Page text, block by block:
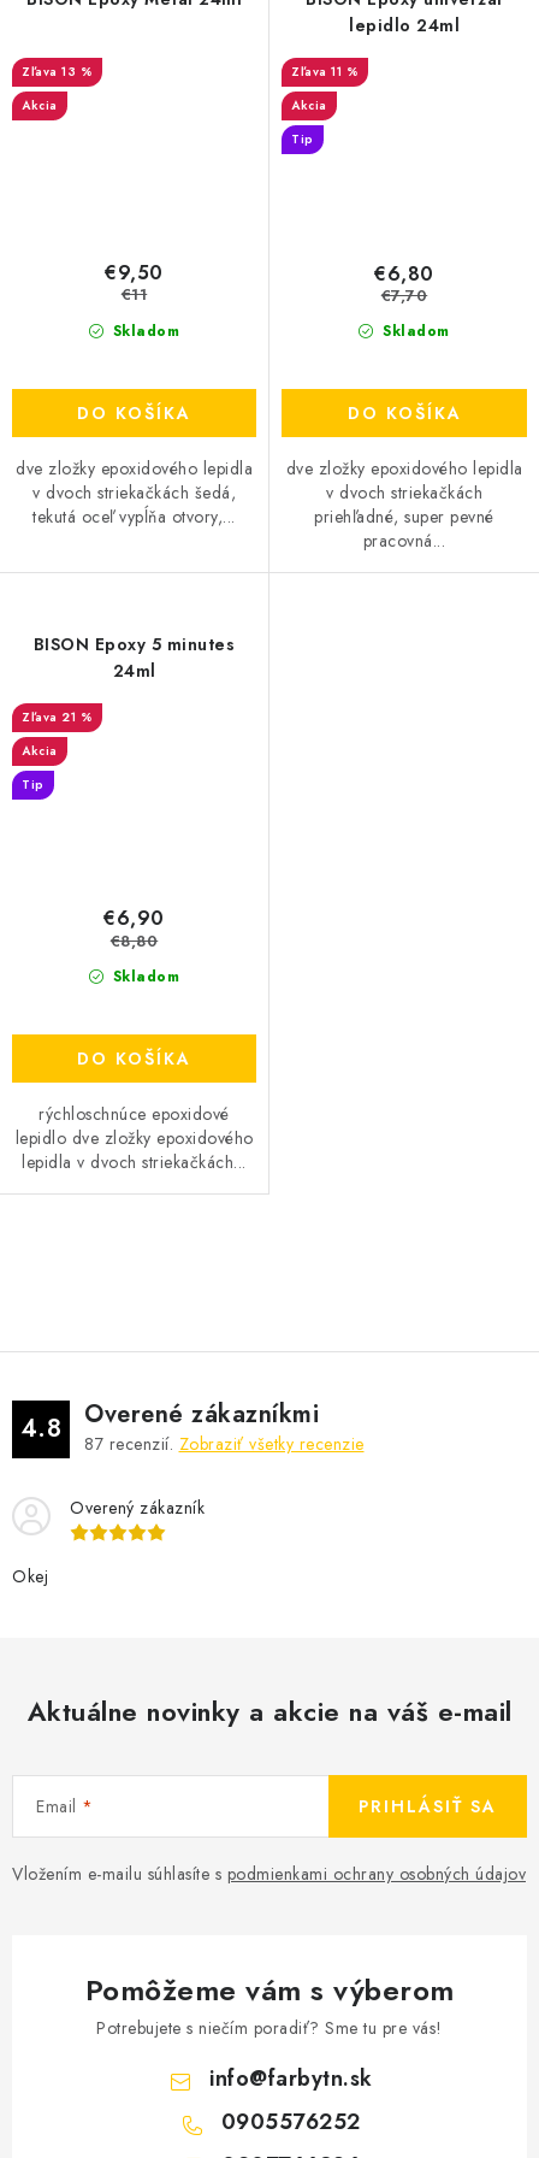
13 %
Akcia
Skladom
€9,50
€11
DO KOŠÍKA
dve zložky epoxidového lepidla
v dvoch striekačkách šedá,
tekutá oceľ vypĺňa otvory,...
lepidlo 24ml
11 %
Akcia
Tip
Skladom
€6,80
€7,70
DO KOŠÍKA
dve zložky epoxidového lepidla
v dvoch striekačkách
priehľadné, super pevné
pracovná...
BISON Epoxy 5 minutes
24ml
21 %
Akcia
Tip
Skladom
€6,90
€8,80
DO KOŠÍKA
rýchloschnúce epoxidové
lepidlo dve zložky epoxidového
lepidla v dvoch striekačkách...
á
d
a
c
e
r
p
s
u
4.8 Overené zákazníkmi
87 recenzií. Zobraziť všetky recenzie
Overený zákazník
Okej
Aktuálne novinky a akcie na váš e-mail
Email
Vložením e-mailu súhlasíte s podmienkami ochrany osobných údajov
PRIHLÁSIŤ SA
Pomôžeme vám s výberom
Potrebujete s niečím poradiť? Sme tu pre vás!
info@farbytn.sk
0905576252